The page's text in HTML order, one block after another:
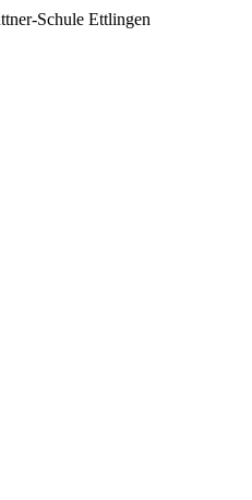
Schule Ettlingen